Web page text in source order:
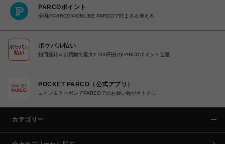
PARCOポイント
全国のPARCOやONLINE PARCOで貯まる＆使える
ポケパル払い
初回登録＆お買物で最大1,500円分のPARCOポイント進呈
POCKET PARCO（公式アプリ）
コイン＆クーポンでPARCOでのお買い物がオトクに
カテゴリー